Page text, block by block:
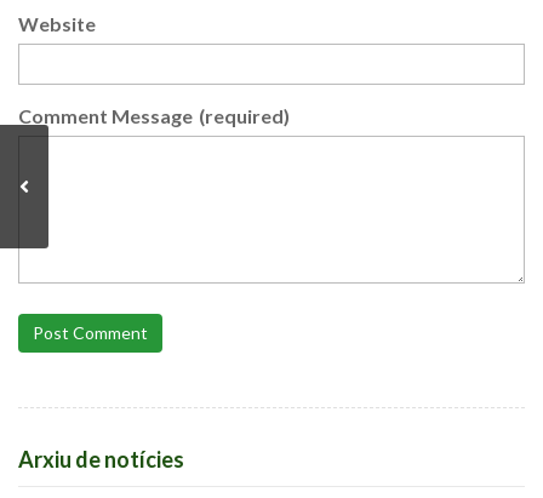
Website
Comment Message (required)
Post Comment
Arxiu de notícies